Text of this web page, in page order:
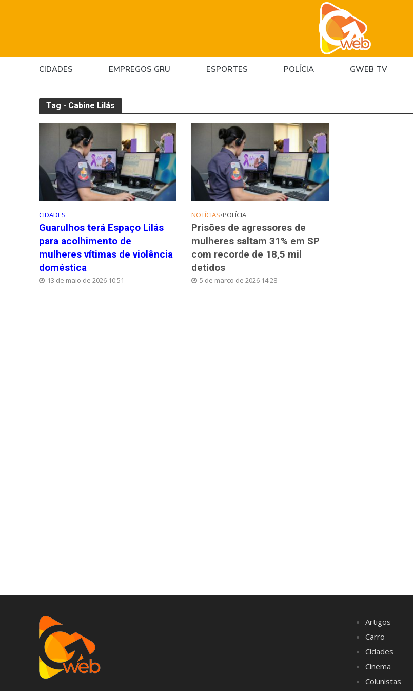
CIDADES EMPREGOS GRU ESPORTES POLÍCIA GWEB TV
Tag - Cabine Lilás
CIDADES
Guarulhos terá Espaço Lilás
para acolhimento de
mulheres vítimas de violência
doméstica
13 de maio de 2026 10:51
NOTÍCIAS•POLÍCIA
Prisões de agressores de
mulheres saltam 31% em SP
com recorde de 18,5 mil
detidos
5 de março de 2026 14:28
Artigos
Carro
Cidades
Cinema
Colunistas